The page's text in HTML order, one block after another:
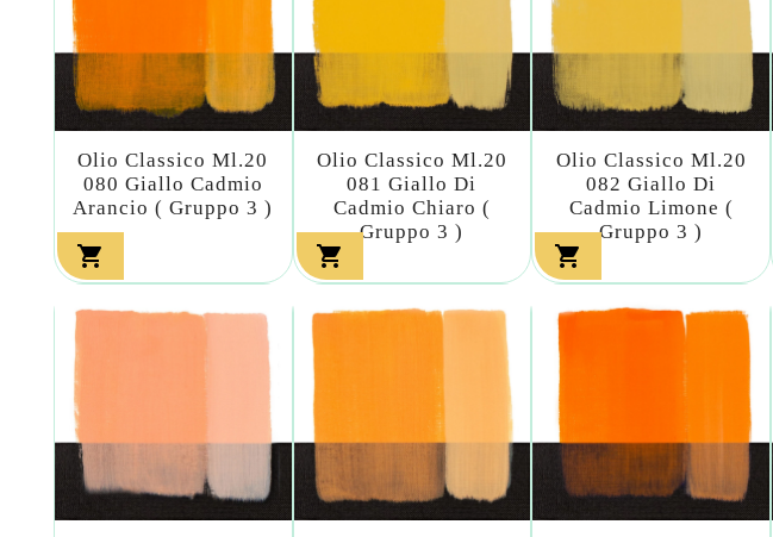
Olio Classico Ml.20
080 Giallo Cadmio
Arancio ( Gruppo 3 )

Olio Classico Ml.20
081 Giallo Di
Cadmio Chiaro (
Gruppo 3 )

Olio Classico Ml.20
082 Giallo Di
Cadmio Limone (
Gruppo 3 )
